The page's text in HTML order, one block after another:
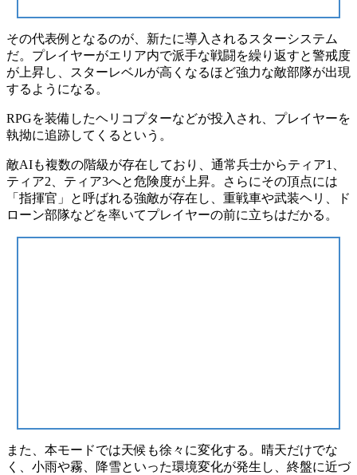
その代表例となるのが、新たに導入されるスターシステム
だ。プレイヤーがエリア内で派手な戦闘を繰り返すと警戒度
が上昇し、スターレベルが高くなるほど強力な敵部隊が出現
するようになる。
RPGを装備したヘリコプターなどが投入され、プレイヤーを
執拗に追跡してくるという。
敵AIも複数の階級が存在しており、通常兵士からティア1、
ティア2、ティア3へと危険度が上昇。さらにその頂点には
「指揮官」と呼ばれる強敵が存在し、重戦車や武装ヘリ、ド
ローン部隊などを率いてプレイヤーの前に立ちはだかる。
また、本モードでは天候も徐々に変化する。晴天だけでな
く、小雨や霧、降雪といった環境変化が発生し、終盤に近づ